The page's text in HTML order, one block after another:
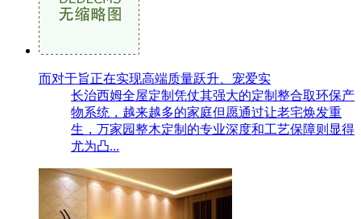
而对于旨正在实现高端质量跃升、宠爱实
长治西姆全屋定制凭仗其强大的定制整合取环保产
物系统，越来越多的家庭但愿通过让老宅焕发重
生，万家园整木定制的专业深度和工艺保障则显得
尤为凸...